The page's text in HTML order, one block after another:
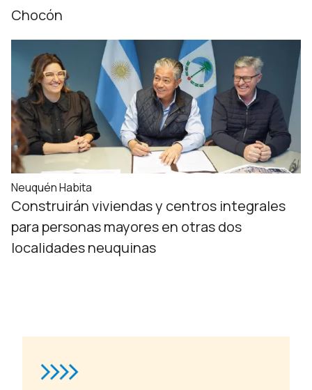
Chocón
Neuquén Habita
Construirán viviendas y centros integrales
para personas mayores en otras dos
localidades neuquinas